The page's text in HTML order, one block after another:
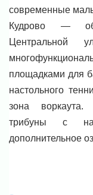
современные
Кудрово —
Центральной
площадками для
настольного
зона воркаута.
трибуны с
дополнительное